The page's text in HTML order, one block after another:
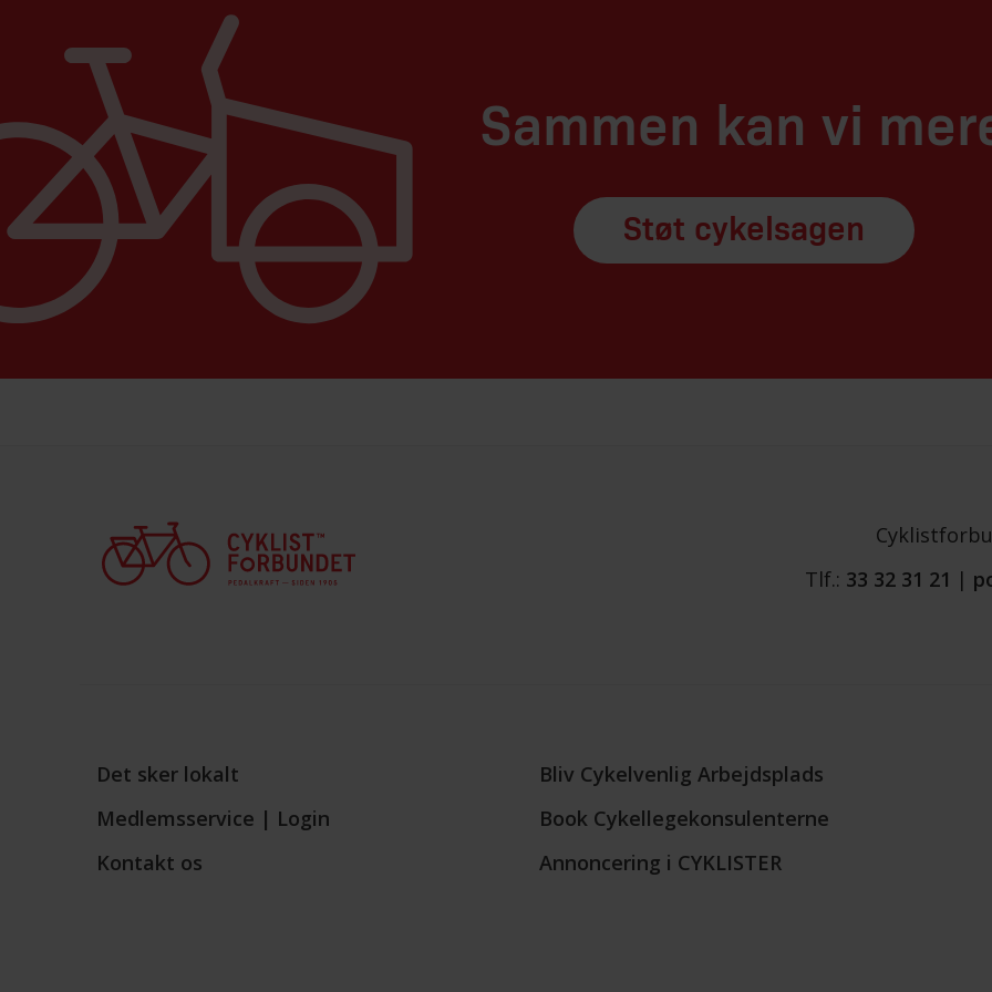
Sammen kan vi
Støt cykelsagen
Tlf.: 33 32 31 21 |
Det sker lokalt
Medlemsservice | Login
Kontakt os
Bliv Cykelvenlig Arbejdsplads
Book Cykellegekonsulenterne
Annoncering i CYKLISTER